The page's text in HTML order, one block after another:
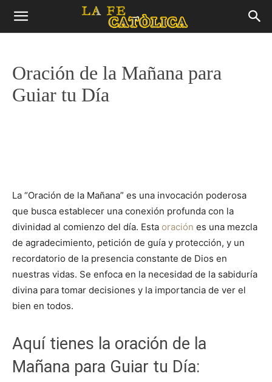
Oración de la Mañana para
Guiar tu Día
La “Oración de la Mañana” es una invocación poderosa
que busca establecer una conexión profunda con la
divinidad al comienzo del día. Esta oración es una mezcla
de agradecimiento, petición de guía y protección, y un
recordatorio de la presencia constante de Dios en
nuestras vidas. Se enfoca en la necesidad de la sabiduría
divina para tomar decisiones y la importancia de ver el
bien en todos.
Aquí tienes la oración de la
Mañana para Guiar tu Día: